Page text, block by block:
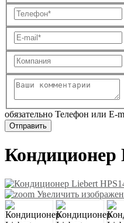
обязательно Телефон или E-
Кондиционер
Увеличить